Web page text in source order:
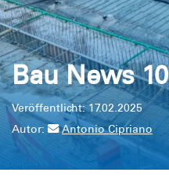
Bau News 10
Veröffentlicht: 17.02.2025
Autor:
Antonio Cipriano